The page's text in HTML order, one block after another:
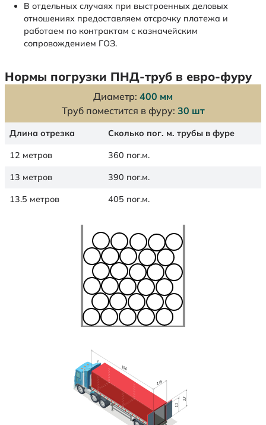
В отдельных случаях при выстроенных деловых
отношениях предоставляем отсрочку платежа и
работаем по контрактам с казначейским
сопровождением ГОЗ.
Нормы погрузки ПНД-труб в евро-фуру
Диаметр: 400 мм
Труб поместится в фуру: 30 шт
Длина отрезка Сколько пог. м. трубы в фуре
12 метров 360 пог.м.
13 метров 390 пог.м.
13.5 метров 405 пог.м.